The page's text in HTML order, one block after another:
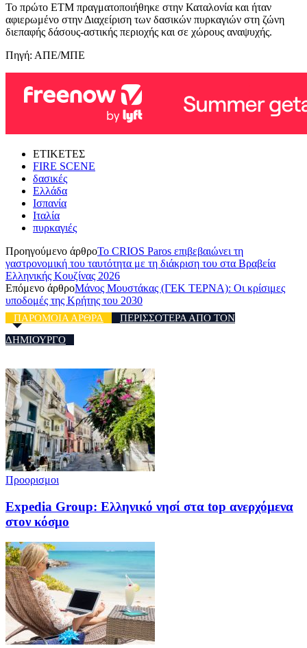
Το πρώτο ETM πραγματοποιήθηκε στην Καταλονία και ήταν
αφιερωμένο στην Διαχείριση των δασικών πυρκαγιών στη ζώνη
διεπαφής δάσους-αστικής περιοχής και σε χώρους αναψυχής.
Πηγή: ΑΠΕ/ΜΠΕ
ΕΤΙΚΕΤΕΣ
FIRE SCENE
δασικές
Ελλάδα
Ισπανία
Ιταλία
πυρκαγιές
Προηγούμενο άρθροΤο CRIOS Paros επιβεβαιώνει τη
γαστρονομική του ταυτότητα με τη διάκριση του στα Βραβεία
Ελληνικής Κουζίνας 2026
Επόμενο άρθροΜάνος Μουστάκας (ΓΕΚ ΤΕΡΝΑ): Οι κρίσιμες
υποδομές της Κρήτης του 2030
ΠΑΡΟΜΟΙΑ ΑΡΘΡΑ
ΠΕΡΙΣΣΟΤΕΡΑ ΑΠΟ ΤΟΝ
ΔΗΜΙΟΥΡΓΟ
Προορισμοι
Expedia Group: Ελληνικό νησί στα top ανερχόμενα
στον κόσμο